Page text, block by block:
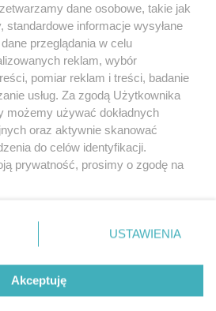
PRYWATNOŚCI HOSTING
RSS FACEBOOK KONTAKT
serwisy
Muzyka i kultura
Archiwum wydarzeń
Zdjęcia miasta
dane osobowe, takie jak
standardowe informacje wysyłane
przeglądania w celu
reklam, wybór
pomiar reklam i treści, badanie
usług. Za zgodą Użytkownika
możemy używać dokładnych
oraz aktywnie skanować
do celów identyfikacji.
prywatność, prosimy o zgodę na
dolnym rogu strony
. Niektóre
będą miały zastosowania tylko
USTAWIENIA
Akceptuję